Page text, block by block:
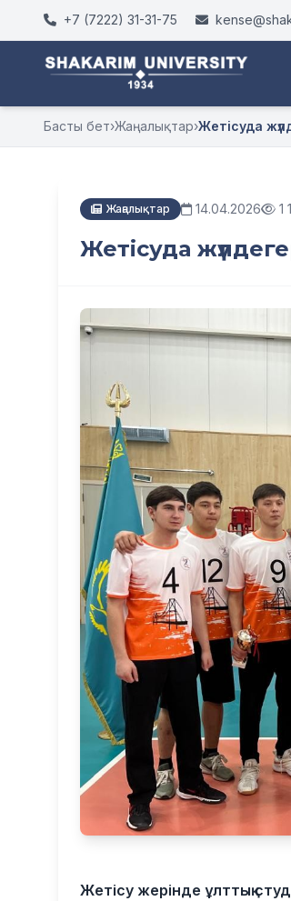
+7 (7222) 31-31-75
Басты бет›Жаңалықтар›Жетісуда
Жаңалықтар 14.04.2026 1
Жетісуда
Жетісу жерінде ұлттық